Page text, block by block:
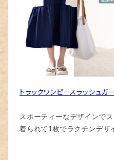
トラックワンピースラッシュガ
スポーティーなデザインで
着られて1枚でラクチンデザ